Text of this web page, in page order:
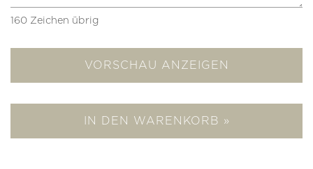
160 Zeichen übrig
VORSCHAU ANZEIGEN
IN DEN WARENKORB »